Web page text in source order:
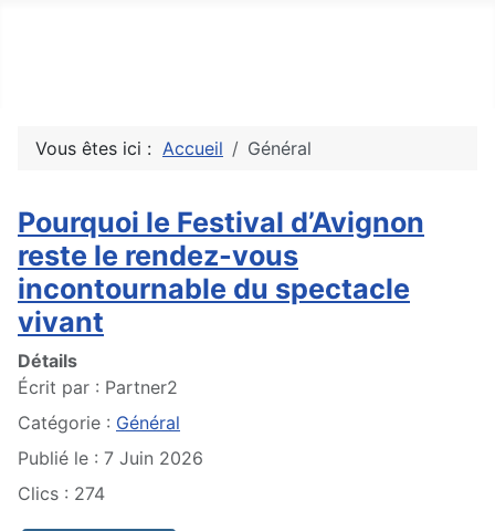
Vous êtes ici : Accueil Général
Pourquoi le Festival d’Avignon
reste le rendez-vous
incontournable du spectacle
vivant
Détails
Écrit par : Partner2
Catégorie : Général
Publié le : 7 Juin 2026
Clics : 274